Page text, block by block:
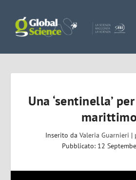
Una ‘sentinella’
marittimo
Inserito da Valeria Guarnieri |
Pubblicato: 12